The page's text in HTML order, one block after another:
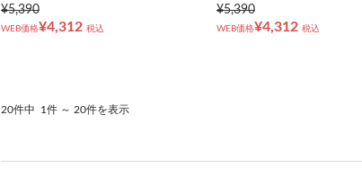
¥5,390
WEB価格¥4,312 税込
¥5,390
WEB価格¥4,312 税込
20件中 1件 ～ 20件を表示